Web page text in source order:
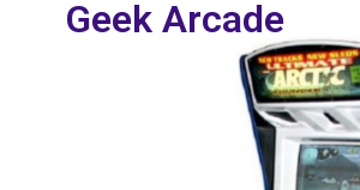
Geek Arcade